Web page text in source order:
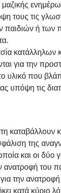
τους τις
παιδιών ή των
κατάλληλων
για την
υλικό που
υπόψη τις
καταβάλλουν
της
και οι δύο
ανατροφή του
την ανατροφή
κατά κύριο